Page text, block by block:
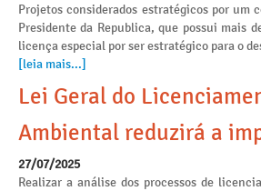
Projetos considerados estratégicos por um
Presidente da Republica, que possui mais
licença especial por ser estratégico para o
[leia mais...]
Lei Geral do
Ambiental reduzirá a
27/07/2025
Realizar a análise dos processos de